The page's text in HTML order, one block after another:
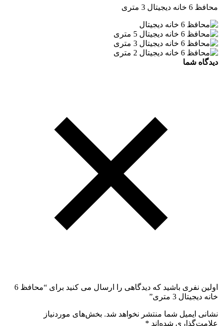
محافظ 6 خانه دیجیتال 3 متری
دیدگاه شما
اولین نفری باشید که دیدگاهی را ارسال می کنید برای “محافظ 6
خانه دیجیتال 3 متری”
نشانی ایمیل شما منتشر نخواهد شد. بخش‌های موردنیاز
علامت‌گذاری شده‌اند *